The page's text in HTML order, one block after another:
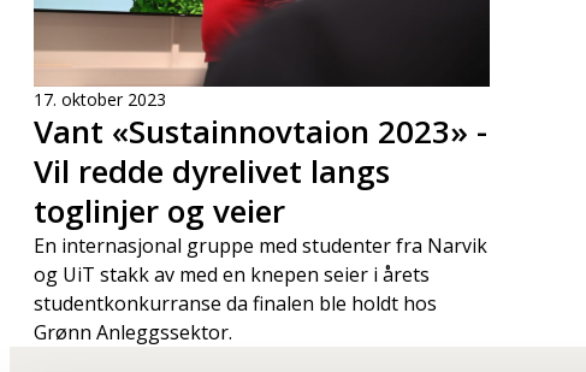
17. oktober 2023
Vant «Sustainnovtaion 2023» -
Vil redde dyrelivet langs
toglinjer og veier
En internasjonal gruppe med studenter fra Narvik
og UiT stakk av med en knepen seier i årets
studentkonkurranse da finalen ble holdt hos
Grønn Anleggssektor.